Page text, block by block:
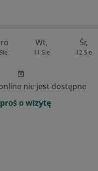
Wt,
11 Sie
Śr,
12 Sie
nie jest dostępne
o wizytę